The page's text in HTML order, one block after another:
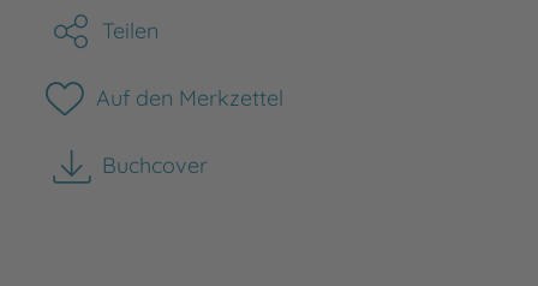
Teilen
Auf den Merkzettel
Buchcover
herunterladen